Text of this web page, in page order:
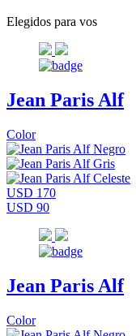
Elegidos para vos
Jean Paris Alf
Color
USD 170
USD 90
Jean Paris Alf
Color